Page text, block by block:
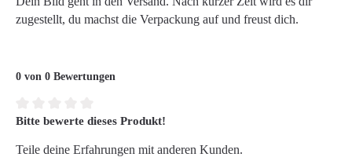
zugestellt, du machst die Verpackung auf und freust dich.
0 von 0 Bewertungen
Durchschnittliche Bewertung von 0 von 5 Sternen
Bitte bewerte dieses Produkt!
Teile deine Erfahrungen mit anderen Kunden.